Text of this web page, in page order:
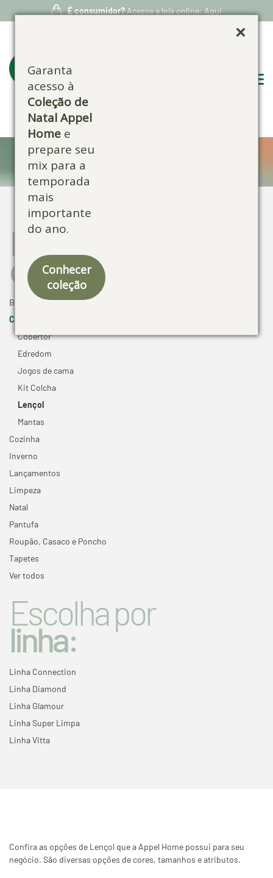
Garanta
acesso à
Coleção de
Natal Appel
Home e
prepare seu
mix para a
temporada
mais
importante
do ano.
Conhecer
coleção
É consumidor?Acesse a loja online: Aqui
Confira nossos produtos:
Escolha por
categoria:
Banho +
Cama -
Cobertor
Edredom
Jogos de cama
Kit Colcha
Lençol
Mantas
Cozinha
Inverno
Lançamentos
Limpeza
Natal
Pantufa
Roupão, Casaco e Poncho
Tapetes
Ver todos
Escolha por
linha:
Linha Connection
Linha Diamond
Linha Glamour
Linha Super Limpa
Linha Vitta
Confira as opções de Lençol que a Appel Home possui para seu
negócio. São diversas opções de cores, tamanhos e atributos.